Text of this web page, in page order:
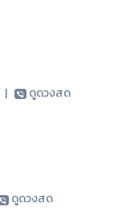
| ดูดวงสด
ดูดวงสด